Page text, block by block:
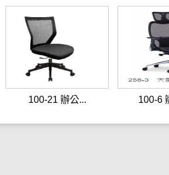
100-21 辦公... 100-6